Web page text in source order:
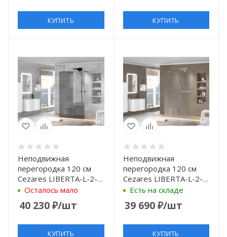
КУПИТЬ КУПИТЬ
Неподвижная
перегородка 120 см
Cezares LIBERTA-L-2-
120-GR-NERO
графитовое
Осталось мало
40 230₽/шт
КУПИТЬ
Неподвижная
перегородка 120 см
Cezares LIBERTA-L-2-
120-GR-Cr графитовое
Есть на складе
39 690₽/шт
КУПИТЬ